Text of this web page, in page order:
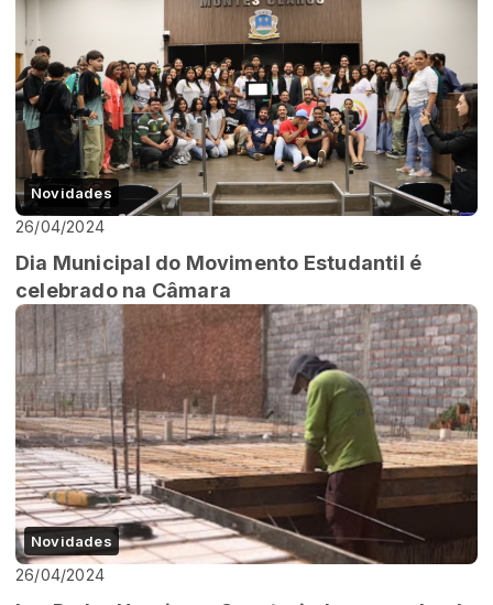
Novidades
26/04/2024
Dia Municipal do Movimento Estudantil é
celebrado na Câmara
Novidades
26/04/2024